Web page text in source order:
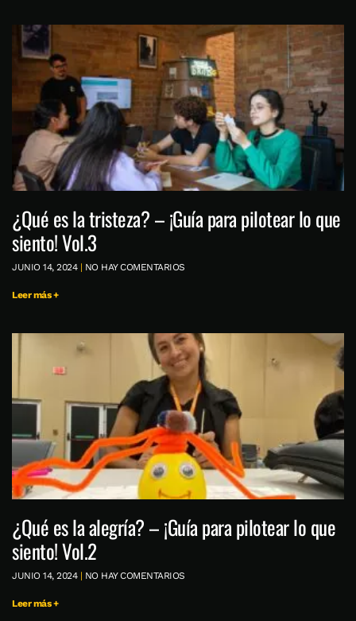
¿Qué es la tristeza? – ¡Guía para pilotear lo que
siento! Vol.3
JUNIO 14, 2024 NO HAY COMENTARIOS
Leer más +
¿Qué es la alegría? – ¡Guía para pilotear lo que
siento! Vol.2
JUNIO 14, 2024 NO HAY COMENTARIOS
Leer más +